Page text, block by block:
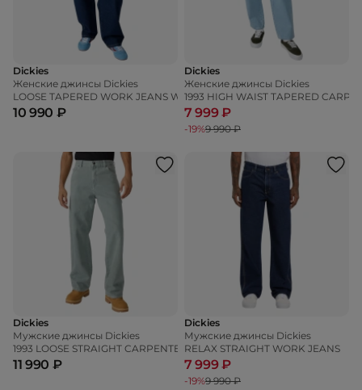
Dickies
Женские джинсы Dickies
LOOSE TAPERED WORK JEANS W
10 990 ₽
Dickies
Женские джинсы Dickies
1993 HIGH WAIST TAPERED
7 999 ₽
-19%9 990 ₽
Dickies
Мужские джинсы Dickies
1993 LOOSE STRAIGHT CARPENTER JEANS
11 990 ₽
Dickies
Мужские джинсы Dickies
RELAX STRAIGHT WORK JEANS
7 999 ₽
-19%9 990 ₽